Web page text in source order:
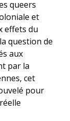
queers
et
effets du
question de
aux
par la
cet
pour